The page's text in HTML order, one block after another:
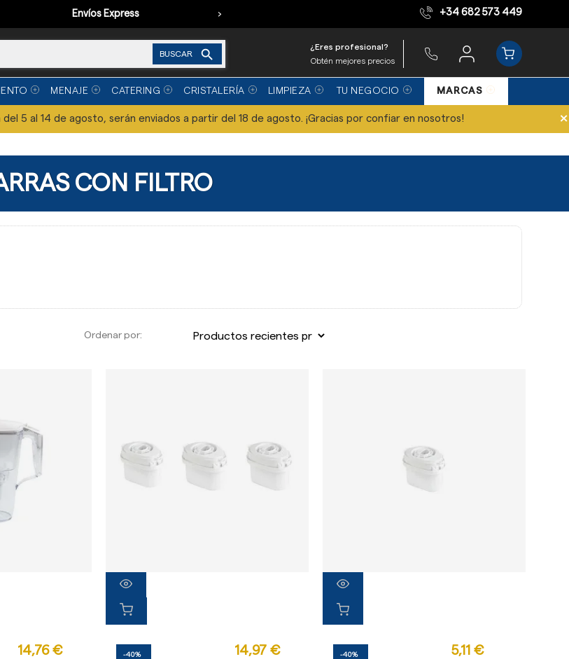
Envíos Express Equipo de expertos
› +34 682 573 449
BUSCAR 
¿Eres profesional?
Obtén mejores precios
MENAJE CATERING CRISTALERÍA LIMPIEZA TU NEGOCIO MARCAS
5 al 14 de agosto, serán enviados a partir del 18 de agosto. ¡Gracias por confiar en nosotros! ×
CON FILTRO
Ordenar por:
14,76 € -40% 14,97 € -40% 5,11 €